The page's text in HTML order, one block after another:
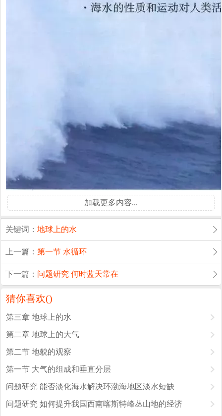
加载更多内容...
关键词：地球上的水
上一篇：第一节 水循环
下一篇： 问题研究 何时蓝天常在
猜你喜欢()
第三章 地球上的水
第二章 地球上的大气
第二节 地貌的观察
第一节 大气的组成和垂直分层
问题研究 能否淡化海水解决环渤海地区淡水短缺
问题研究 如何提升我国西南喀斯特峰丛山地的经济